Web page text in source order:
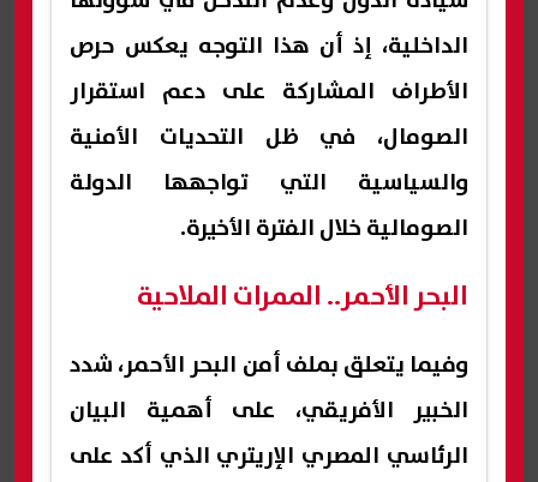
الداخلية، إذ أن هذا التوجه يعكس حرص
الأطراف المشاركة على دعم استقرار
الصومال، في ظل التحديات الأمنية
والسياسية التي تواجهها الدولة
الصومالية خلال الفترة الأخيرة.
البحر الأحمر.. الممرات الملاحية
وفيما يتعلق بملف أمن البحر الأحمر، شدد
الخبير الأفريقي، على أهمية البيان
الرئاسي المصري الإريتري الذي أكد على